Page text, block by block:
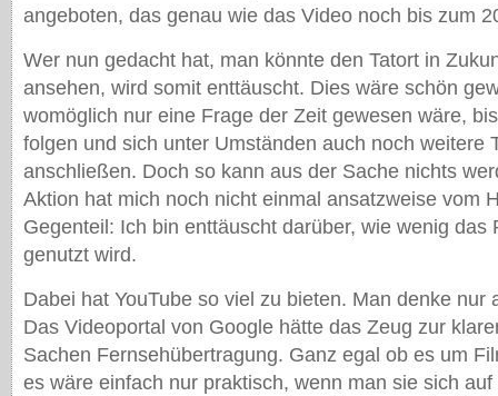
angeboten, das genau wie das Video noch bis zum
Wer nun gedacht hat, man könnte den Tatort in
ansehen, wird somit enttäuscht. Dies wäre schön
womöglich nur eine Frage der Zeit gewesen wäre,
folgen und sich unter Umständen auch noch weitere
anschließen. Doch so kann aus der Sache nichts
Aktion hat mich noch nicht einmal ansatzweise vom
Gegenteil: Ich bin enttäuscht darüber, wie wenig das
genutzt wird.
Dabei hat YouTube so viel zu bieten. Man denke nur
Das Videoportal von Google hätte das Zeug zur
Sachen Fernsehübertragung. Ganz egal ob es um
es wäre einfach nur praktisch, wenn man sie sich auf